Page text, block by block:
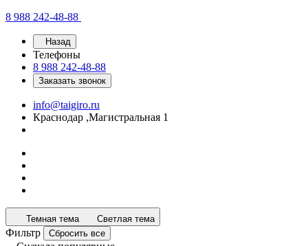
8 988 242-48-88
Назад
Телефоны
8 988 242-48-88
Заказать звонок
info@taigiro.ru
Краснодар ,Магистральная 1
Темная тема Светлая тема
Фильтр Сбросить все